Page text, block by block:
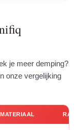
je meer demping?
onze vergelijking
MATERIAAL